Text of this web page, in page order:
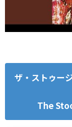
ザ・ストゥー
The